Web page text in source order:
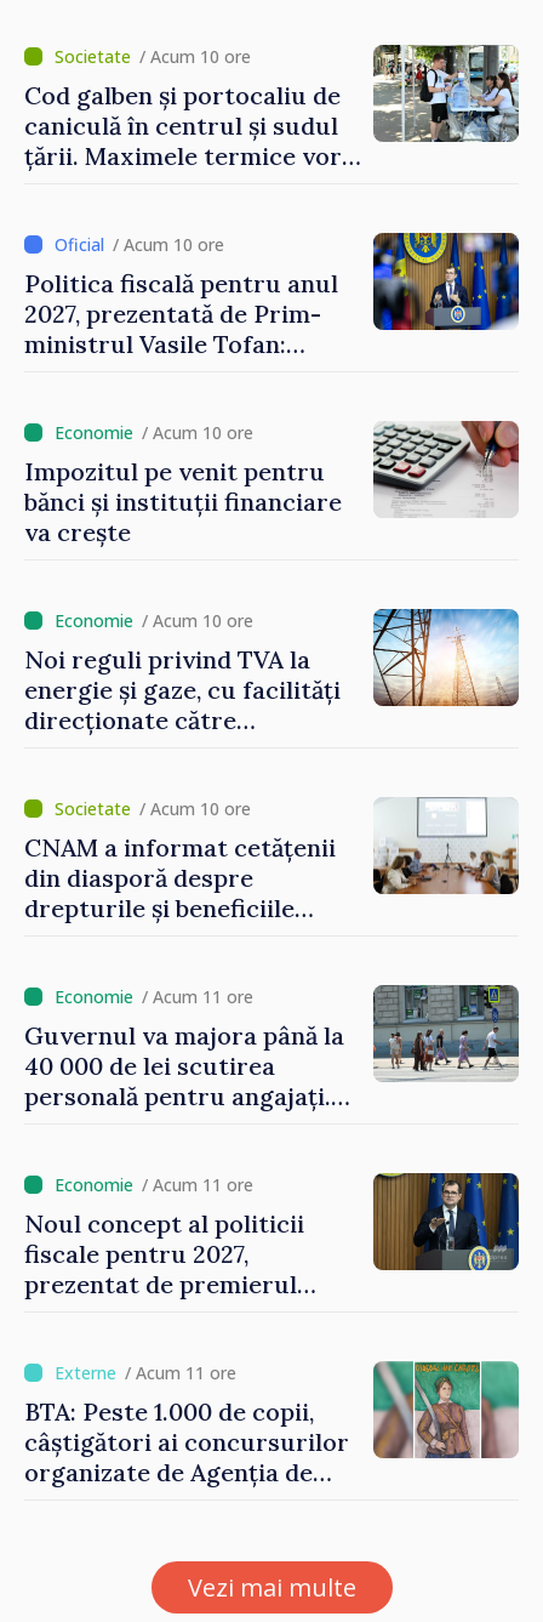
/ Acum 10 ore
Cod galben și portocaliu de
caniculă în centrul și sudul
țării. Maximele termice vor
/ Acum 10 ore
Politica fiscală pentru anul
2027, prezentată de Prim-
ministrul Vasile Tofan:
taxare mai echitabilă
/ Acum 10 ore
Impozitul pe venit pentru
bănci și instituții financiare
va crește
/ Acum 10 ore
Noi reguli privind TVA la
energie și gaze, cu facilități
direcționate către
/ Acum 10 ore
CNAM a informat cetățenii
din diasporă despre
drepturile și beneficiile
/ Acum 11 ore
Guvernul va majora până la
40 000 de lei scutirea
personală pentru angajați.
oamenilor”/ Acum 11 ore
Noul concept al politicii
fiscale pentru 2027,
prezentat de premierul
investițiile, taxăm viciile și
echilibrăm taxarea
consumului”
/ Acum 11 ore
BTA: Peste 1.000 de copii,
câștigători ai concursurilor
organizate de Agenția de
Vezi mai multe